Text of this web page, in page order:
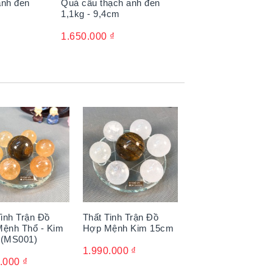
không gian sống hoặc làm
sưu tầm ưa chuộng, không chỉ bởi
đen
Quả cầu thạch anh đen
1,1kg - 9,4cm
1.650.000 ₫
Trận Đồ
Thổ - Kim
₫
Thất Tinh Trận Đồ
Hợp Mệnh Kim 15cm
1.990.000 ₫